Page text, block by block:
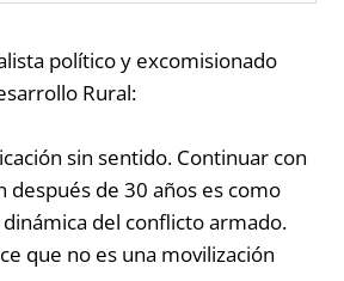
político y excomisionado
Rural:
sin sentido. Continuar con
después de 30 años es como
del conflicto armado.
que no es una movilización